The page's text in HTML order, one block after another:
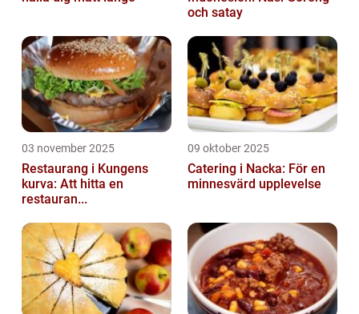
och satay
03 november 2025
Restaurang i Kungens
kurva: Att hitta en
restauran...
09 oktober 2025
Catering i Nacka: För en
minnesvärd upplevelse